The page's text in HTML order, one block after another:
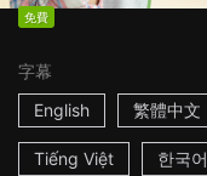
免費
字幕
English
繁體中文
Tiếng Việt 한국어